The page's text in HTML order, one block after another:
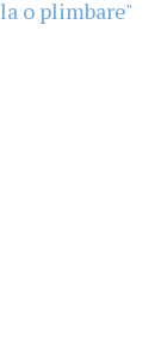
o plimbare"